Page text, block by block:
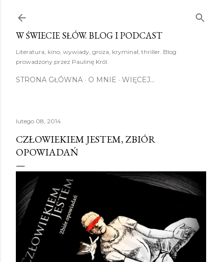
W ŚWIECIE SŁÓW. BLOG I PODCAST
Literatura, kino, wywiady, groza, kryminał, thriller. Blog
prowadzony przez Paulinę Król.
STRONA GŁÓWNA O MNIE WIĘCEJ…
lutego 08, 2014
CZŁOWIEKIEM JESTEM, ZBIÓR
OPOWIADAŃ